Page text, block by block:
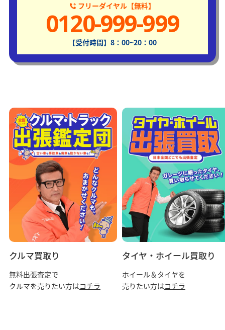
フリーダイヤル【無料】
0120-999-999
【受付時間】8：00~20：00
クルマ買取り
無料出張査定で
クルマを売りたい方はコチラ
タイヤ・ホイール買取り
ホイール＆タイヤを
売りたい方はコチラ